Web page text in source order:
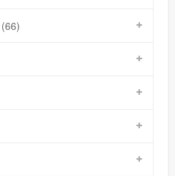
(66)